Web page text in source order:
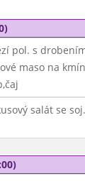
pol. s
maso na
salát se